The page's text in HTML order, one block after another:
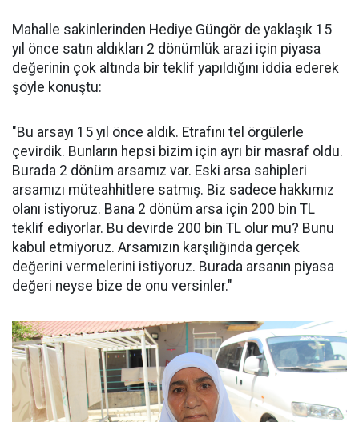
Mahalle sakinlerinden Hediye Güngör de yaklaşık 15
yıl önce satın aldıkları 2 dönümlük arazi için piyasa
değerinin çok altında bir teklif yapıldığını iddia ederek
şöyle konuştu:
"Bu arsayı 15 yıl önce aldık. Etrafını tel örgülerle
çevirdik. Bunların hepsi bizim için ayrı bir masraf oldu.
Burada 2 dönüm arsamız var. Eski arsa sahipleri
arsamızı müteahhitlere satmış. Biz sadece hakkımız
olanı istiyoruz. Bana 2 dönüm arsa için 200 bin TL
teklif ediyorlar. Bu devirde 200 bin TL olur mu? Bunu
kabul etmiyoruz. Arsamızın karşılığında gerçek
değerini vermelerini istiyoruz. Burada arsanın piyasa
değeri neyse bize de onu versinler."